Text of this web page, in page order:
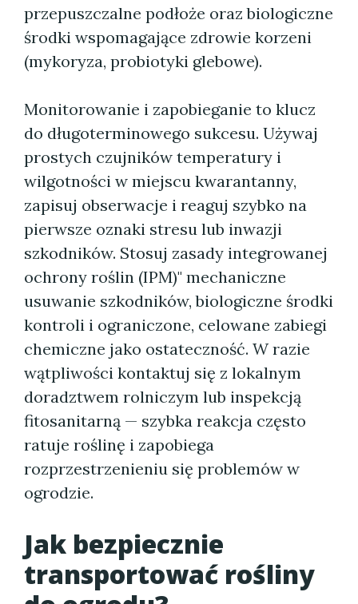
przepuszczalne podłoże oraz biologiczne
środki wspomagające zdrowie korzeni
(mykoryza, probiotyki glebowe).
Monitorowanie i zapobieganie to klucz
do długoterminowego sukcesu. Używaj
prostych czujników temperatury i
wilgotności w miejscu kwarantanny,
zapisuj obserwacje i reaguj szybko na
pierwsze oznaki stresu lub inwazji
szkodników. Stosuj zasady integrowanej
ochrony roślin (IPM)" mechaniczne
usuwanie szkodników, biologiczne środki
kontroli i ograniczone, celowane zabiegi
chemiczne jako ostateczność. W razie
wątpliwości kontaktuj się z lokalnym
doradztwem rolniczym lub inspekcją
fitosanitarną — szybka reakcja często
ratuje roślinę i zapobiega
rozprzestrzenieniu się problemów w
ogrodzie.
Jak bezpiecznie
transportować rośliny